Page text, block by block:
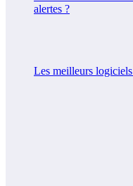
alertes ?
Les meilleurs